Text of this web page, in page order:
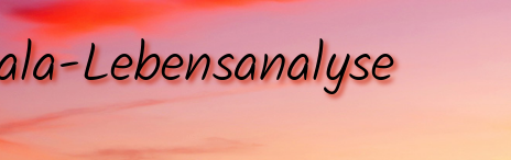
Lebensanalyse